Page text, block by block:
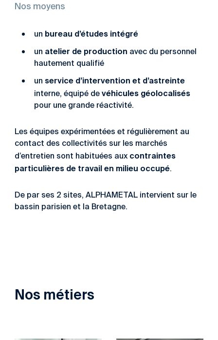
Nos moyens
un bureau d’études intégré
un atelier de production avec du personnel
hautement qualifié
un service d’intervention et d’astreinte
interne, équipé devéhicules géolocalisés
pour une grande réactivité.
Les équipes expérimentées et régulièrement au
contact des collectivités sur les marchés
d’entretien sont habituées aux contraintes
particulières de travail en milieu occupé.
De par ses 2 sites, ALPHAMETAL intervient sur le
bassin parisien et la Bretagne.
Nos métiers